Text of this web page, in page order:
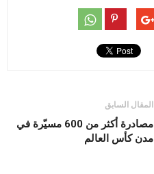
المقال السابق
مصادرة أكثر من 600 مسيّرة في
مدن كأس العالم